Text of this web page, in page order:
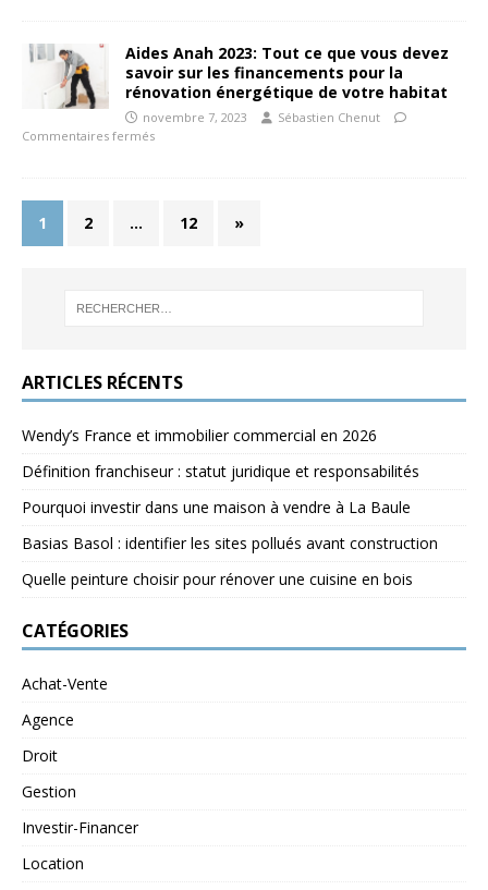
Aides Anah 2023: Tout ce que vous devez
savoir sur les financements pour la
rénovation énergétique de votre habitat
novembre 7, 2023
Sébastien Chenut
Commentaires fermés
1 2 … 12 »
ARTICLES RÉCENTS
Wendy’s France et immobilier commercial en 2026
Définition franchiseur : statut juridique et responsabilités
Pourquoi investir dans une maison à vendre à La Baule
Basias Basol : identifier les sites pollués avant construction
Quelle peinture choisir pour rénover une cuisine en bois
CATÉGORIES
Achat-Vente
Agence
Droit
Gestion
Investir-Financer
Location